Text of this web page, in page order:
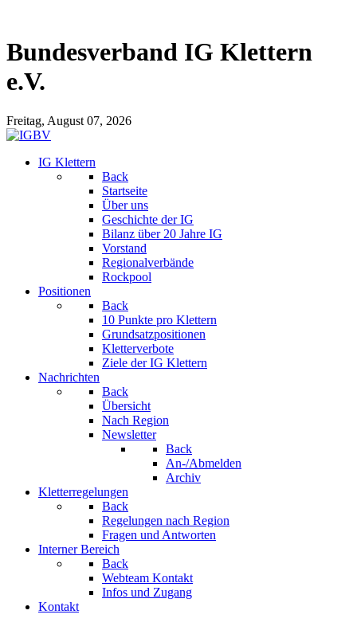
Bundesverband IG Klettern
e.V.
Freitag, August 07, 2026
IG Klettern
Back
Startseite
Über uns
Geschichte der IG
Bilanz über 20 Jahre IG
Vorstand
Regionalverbände
Rockpool
Positionen
Back
10 Punkte pro Klettern
Grundsatzpositionen
Kletterverbote
Ziele der IG Klettern
Nachrichten
Back
Übersicht
Nach Region
Newsletter
Back
An-/Abmelden
Archiv
Kletterregelungen
Back
Regelungen nach Region
Fragen und Antworten
Interner Bereich
Back
Webteam Kontakt
Infos und Zugang
Kontakt